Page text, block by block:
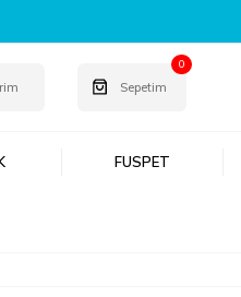
Sepetim
0
FUSPET